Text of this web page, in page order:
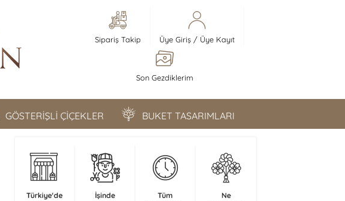
Sipariş Takip Üye Giriş/ Üye Kayıt
Son Gezdiklerim
GÖSTERİŞLİ ÇİÇEKLER BUKET TASARIMLARI
Türkiye'de
İşinde
Tüm
Ne